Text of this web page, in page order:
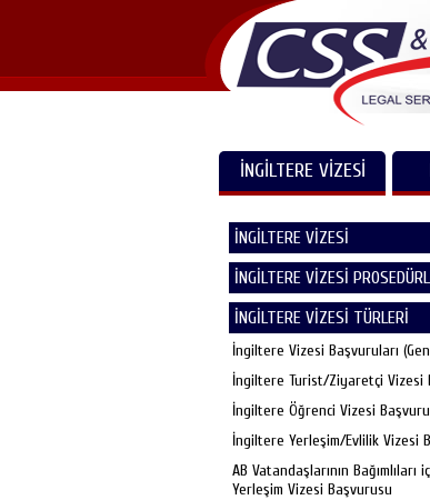
İNGİLTERE VİZESİ
İNGİLTERE VİZESİ
İNGİLTERE VİZESİ
İNGİLTERE VİZESİ TÜRLERİ
İngiltere Vizesi Başvuruları
İngiltere Turist/Ziyaretçi Vizesi
İngiltere Öğrenci Vizesi
İngiltere Yerleşim/Evlilik Vizesi
AB Vatandaşlarının Bağımlıları
Yerleşim Vizesi Başvurusu